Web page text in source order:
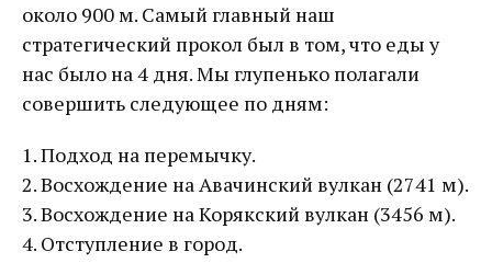
около 900 м. Самый главный наш
стратегический прокол был в том, что еды у
нас было на 4 дня. Мы глупенько полагали
совершить следующее по дням:
1. Подход на перемычку.
2. Восхождение на Авачинский вулкан (2741 м).
3. Восхождение на Корякский вулкан (3456 м).
4. Отступление в город.